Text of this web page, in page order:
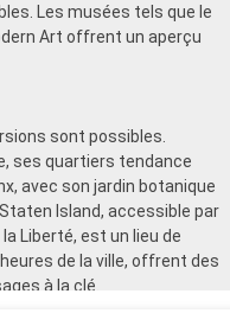
Les musées tels que le
Art offrent un aperçu
sont possibles.
ses quartiers tendance
avec son jardin botanique
Island, accessible par
Liberté, est un lieu de
de la ville, offrent des
à la clé.